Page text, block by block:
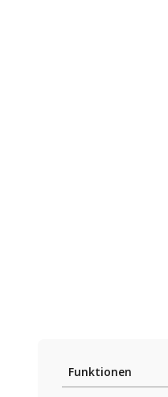
Funktionen